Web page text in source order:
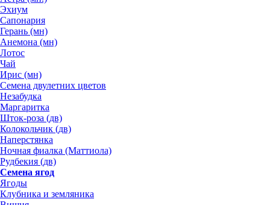
Эхиум
Сапонария
Герань (мн)
Анемона (мн)
Лотос
Чай
Ирис (мн)
Семена двулетних цветов
Незабудка
Маргаритка
Шток-роза (дв)
Колокольчик (дв)
Наперстянка
Ночная фиалка (Маттиола)
Рудбекия (дв)
Семена ягод
Ягоды
Клубника и земляника